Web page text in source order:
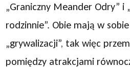
„Graniczny Meander Odry” i
rodzinnie”. Obie mają w
„grywalizacji”, tak więc
pomiędzy atrakcjami